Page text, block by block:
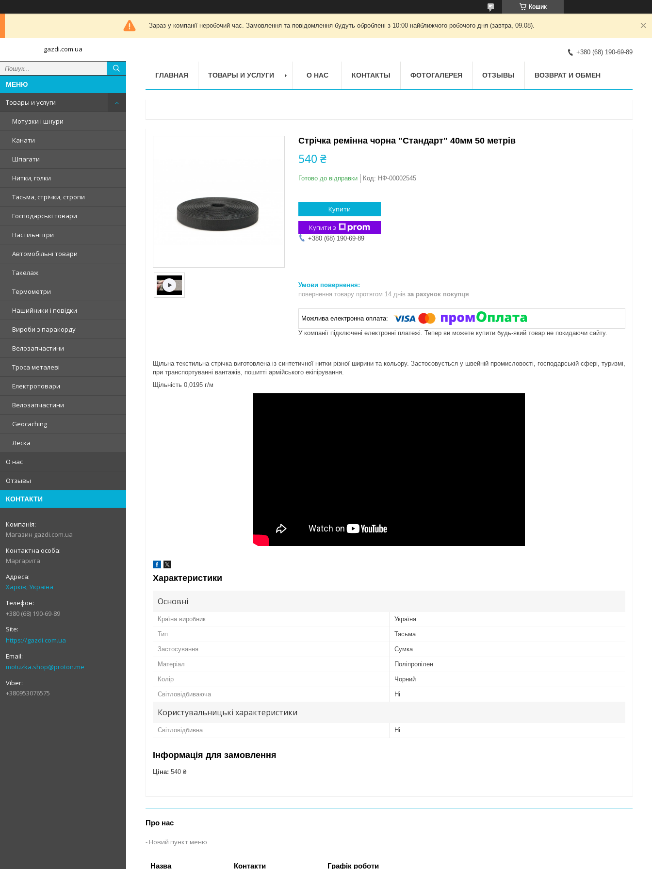
Кошик
Зараз у компанії неробочий час. Замовлення та повідомлення будуть оброблені з 10:00 найближчого робочого дня (завтра, 09.08).
gazdi.com.ua
Товары и услуги
Мотузки і шнури
Канати
Шпагати
Нитки, голки
Тасьма, стрічки, стропи
Господарські товари
Настільні ігри
Автомобільні товари
Такелаж
Термометри
Нашийники і повідки
Вироби з паракорду
Велозапчастини
Троса металеві
Електротовари
Велозапчастини
Geocaching
Леска
О нас
Отзывы
КОНТАКТИ
Магазин gazdi.com.ua
Маргарита
Харків, Україна
+380 (68) 190-69-89
https://gazdi.com.ua
motuzka.shop@proton.me
+380953076575
+380 (68) 190-69-89
ГЛАВНАЯ ТОВАРЫ И УСЛУГИ О НАС КОНТАКТЫ ФОТОГАЛЕРЕЯ ОТЗЫВЫ ВОЗВРАТ И ОБМЕН
Стрічка ремінна чорна "Стандарт" 40мм 50 метрів
540 ₴
Готово до відправки Код: НФ-00002545
Купити
Купити з
+380 (68) 190-69-89
повернення товару протягом 14 днів за рахунок покупця
У компанії підключені електронні платежі. Тепер ви можете купити будь-який товар не покидаючи сайту.
Щільна текстильна стрічка виготовлена із синтетичної нитки різної ширини та кольору. Застосовується у швейній промисловості, господарській сфері, туризмі,
при транспортуванні вантажів, пошитті армійського екіпірування.
Щільність 0,0195 г/м
Характеристики
Основні
Країна виробник Україна
Тип Тасьма
Застосування Сумка
Матеріал Поліпропілен
Колір Чорний
Світловідбиваюча Ні
Користувальницькі характеристики
Світловідбивна Ні
Інформація для замовлення
Ціна: 540 ₴
Про нас
Новий пункт меню
Графік роботи